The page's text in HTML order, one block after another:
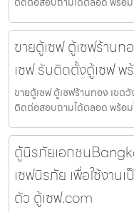
ขายตู้เซฟ ตู้เซฟร้าน
เซฟ รับติดตั้งตู้เซฟ
ขายตู้เซฟ ตู้เซฟร้านทอง เขต
ติดต่อสอบถามได้ตลอด พร้อม
ตู้นิรภัยเอกชน
เซฟนิรภัย เพื่อใช้งาน
ตัว ตู้เซฟ.com